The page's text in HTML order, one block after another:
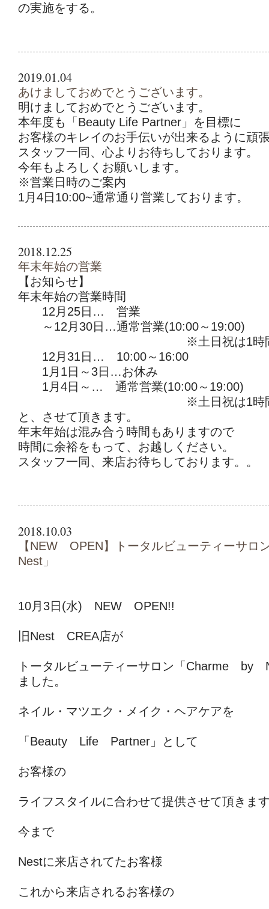
の実施をする。
2019.01.04
あけましておめでとうございます。
明けましておめでとうございます。
本年度も「Beauty Life Partner」を目標に
お客様のキレイのお手伝いが出来るように頑
スタッフ一同、心よりお待ちしております。
今年もよろしくお願いします。
※営業日時のご案内
1月4日10:00~通常通り営業しております。
2018.12.25
年末年始の営業
【お知らせ】
年末年始の営業時間
12月25日… 営業
～12月30日…通常営業(10:00～19:00)
※土日祝は1時間短
12月31日… 10:00～16:00
1月1日～3日…お休み
1月4日～… 通常営業(10:00～19:00)
※土日祝は1時間短
と、させて頂きます。
年末年始は混み合う時間もありますので
時間に余裕をもって、お越しください。
スタッフ一同、来店お待ちしております。。
2018.10.03
【NEW OPEN】トータルビューティーサ
Nest」
10月3日(水) NEW OPEN!!
旧Nest CREA店が
トータルビューティーサロン「Charme by
ました。
ネイル・マツエク・メイク・ヘアケアを
「Beauty Life Partner」として
お客様の
ライフスタイルに合わせて提供させて頂きま
今まで
Nestに来店されてたお客様
これから来店されるお客様の